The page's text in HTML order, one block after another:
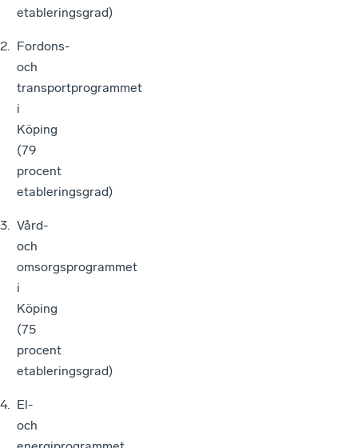
etableringsgrad)
Fordons-
och
transportprogrammet
i
Köping
(79
procent
etableringsgrad)
Vård-
och
omsorgsprogrammet
i
Köping
(75
procent
etableringsgrad)
El-
och